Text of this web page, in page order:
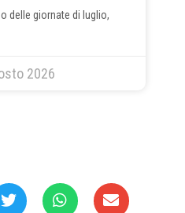
delle giornate di luglio,
2026